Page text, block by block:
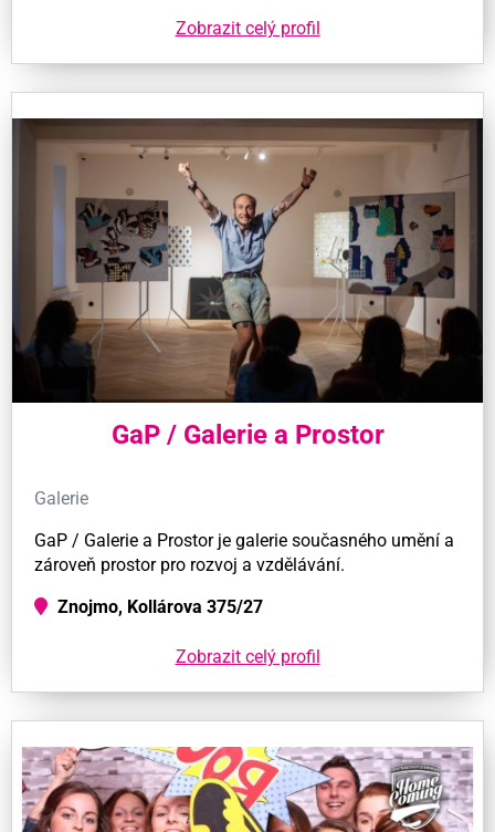
Zobrazit celý profil
GaP / Galerie a Prostor
Galerie
GaP / Galerie a Prostor je galerie současného umění a
zároveň prostor pro rozvoj a vzdělávání.
Znojmo, Kollárova 375/27
Zobrazit celý profil